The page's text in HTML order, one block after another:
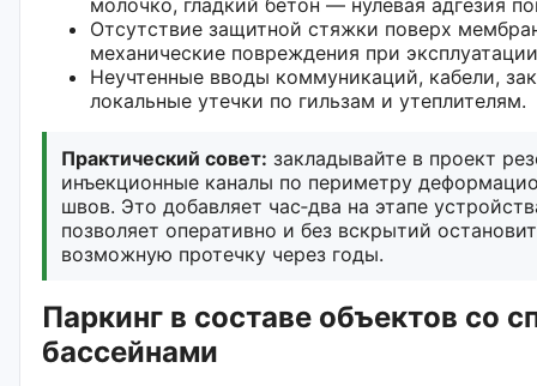
Отсутствие защитной стяжки поверх
механические повреждения при
Неучтенные вводы коммуникаций, кабели,
локальные утечки по гильзам и утеплителям.
Практический совет: закладывайте в проект
инъекционные каналы по периметру
швов. Это добавляет час‑два на этапе
позволяет оперативно и без вскрытий
возможную протечку через годы.
Паркинг в составе объектов со
бассейнами